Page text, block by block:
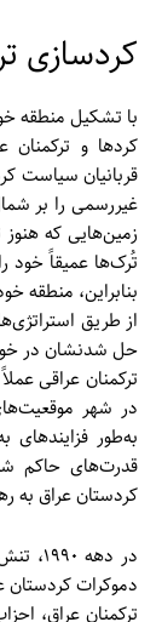
کردسازی
کرد‌ها و
قربانیان سیاست
غیررسمی را بر
زمین‌‌هایی که
تُرک‌‌ها عمیقاً خود
بنابراین، منطقه
از طریق
حل شدنشان در
ترکمنان عراقی
در شهر
به‌طور فزایند‌های
کردستان عراق به
در
دموکرات کردستان
ترکمنان عراق،